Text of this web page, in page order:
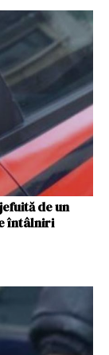
de un
întâlniri